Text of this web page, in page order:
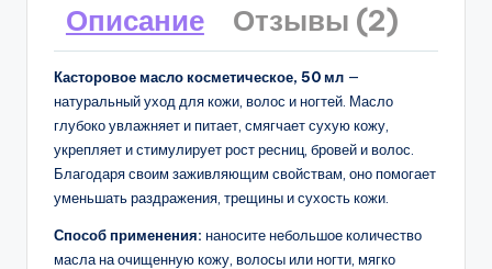
Описание Отзывы (2)
Касторовое масло косметическое, 50 мл —
натуральный уход для кожи, волос и ногтей. Масло
глубоко увлажняет и питает, смягчает сухую кожу,
укрепляет и стимулирует рост ресниц, бровей и волос.
Благодаря своим заживляющим свойствам, оно помогает
уменьшать раздражения, трещины и сухость кожи.
Способ применения: наносите небольшое количество
масла на очищенную кожу, волосы или ногти, мягко